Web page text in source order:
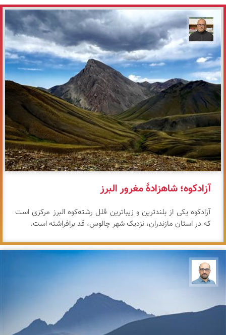
مازیار ذاکری
آزادکوه؛ شاهزادهٔ مغرور البرز
آزادکوه یکی از بلندترین و زیباترین قلل رشته‌کوه البرز مرکزی است
که در استان مازندران، نزدیک شهر چالوس، قد برافراشته است.